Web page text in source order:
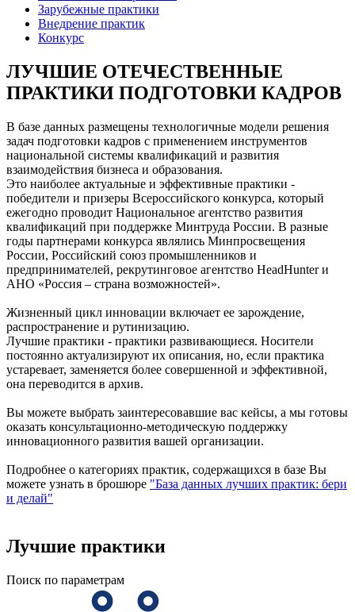
Зарубежные практики
Внедрение практик
Конкурс
ЛУЧШИЕ ОТЕЧЕСТВЕННЫЕ
ПРАКТИКИ ПОДГОТОВКИ КАДРОВ
В базе данных размещены технологичные модели решения
задач подготовки кадров с применением инструментов
национальной системы квалификаций и развития
взаимодействия бизнеса и образования.
Это наиболее актуальные и эффективные практики -
победители и призеры Всероссийского конкурса, который
ежегодно проводит Национальное агентство развития
квалификаций при поддержке Минтруда России. В разные
годы партнерами конкурса являлись Минпросвещения
России, Российский союз промышленников и
предпринимателей, рекрутинговое агентство HeadHunter и
АНО «Россия – страна возможностей».
Жизненный цикл инновации включает ее зарождение,
распространение и рутинизацию.
Лучшие практики - практики развивающиеся. Носители
постоянно актуализируют их описания, но, если практика
устаревает, заменяется более совершенной и эффективной,
она переводится в архив.
Вы можете выбрать заинтересовавшие вас кейсы, а мы готовы
оказать консультационно-методическую поддержку
инновационного развития вашей организации.
Подробнее о категориях практик, содержащихся в базе Вы
можете узнать в брошюре "База данных лучших практик: бери
и делай"
Лучшие практики
Поиск по параметрам